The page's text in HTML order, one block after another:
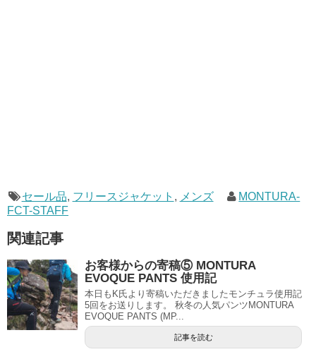
セール品, フリースジャケット , メンズ
MONTURA-
FCT-STAFF
関連記事
お客様からの寄稿⑤ MONTURA
EVOQUE PANTS 使用記
本日もK氏より寄稿いただきましたモンチュラ使用記
5回をお送りします。 秋冬の人気パンツMONTURA
EVOQUE PANTS (MP...
記事を読む